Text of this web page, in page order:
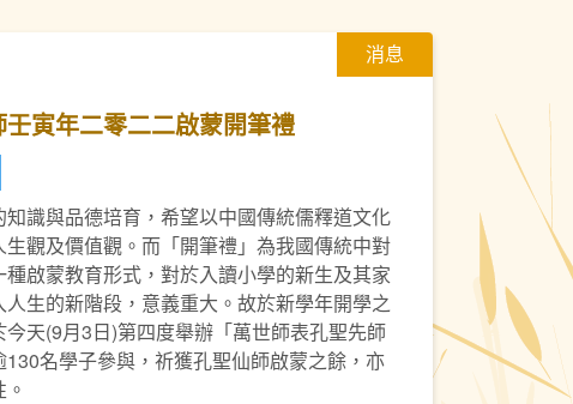
消息
寅年二零二二啟蒙開筆禮
識與品德培育，希望以中國傳統儒釋道文化
觀及價值觀。而「開筆禮」為我國傳統中對
啟蒙教育形式，對於入讀小學的新生及其家
生的新階段，意義重大。故於新學年開學之
天(9月3日)第四度舉辦「萬世師表孔聖先師
名學子參與，祈獲孔聖仙師啟蒙之餘，亦